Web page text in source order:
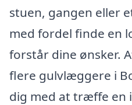
stuen, gangen eller
med fordel finde en
forstår dine ønsker.
flere gulvlæggere i
dig med at træffe en